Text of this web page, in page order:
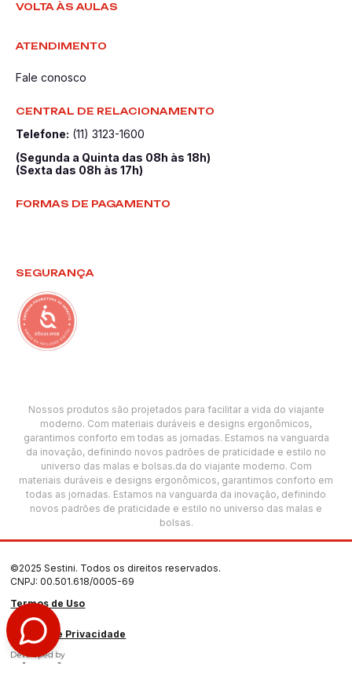
VOLTA ÀS AULAS
ATENDIMENTO
Fale conosco
CENTRAL DE RELACIONAMENTO
Telefone: (11) 3123-1600
(Segunda a Quinta das 08h às 18h)
(Sexta das 08h às 17h)
FORMAS DE PAGAMENTO
SEGURANÇA
Nossos produtos são projetados para facilitar a vida do viajante
moderno. Com materiais duráveis e designs ergonômicos,
garantimos conforto em todas as jornadas. Estamos na vanguarda
da inovação, definindo novos padrões de praticidade e estilo no
universo das malas e bolsas.da do viajante moderno. Com
materiais duráveis e designs ergonômicos, garantimos conforto em
todas as jornadas. Estamos na vanguarda da inovação, definindo
novos padrões de praticidade e estilo no universo das malas e
bolsas.
©2025 Sestini. Todos os direitos reservados.
CNPJ: 00.501.618/0005-69
Termos de Uso
Política de Privacidade